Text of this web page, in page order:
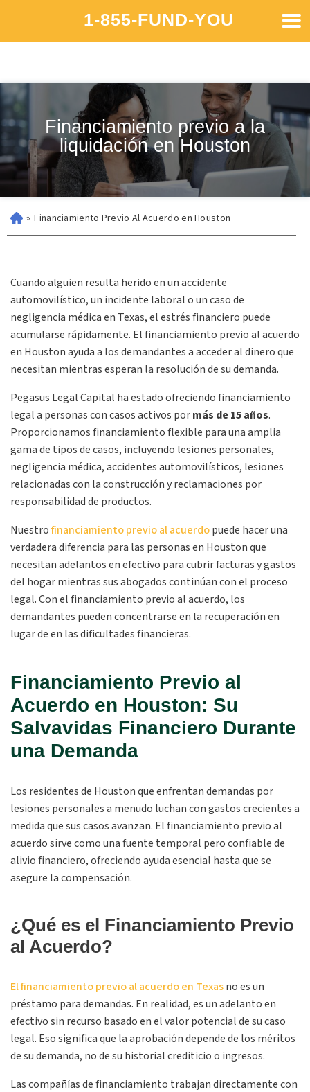
1-855-FUND-YOU
Financiamiento previo a la
liquidación en Houston
» Financiamiento Previo Al Acuerdo en Houston
Cuando alguien resulta herido en un accidente
automovilístico, un incidente laboral o un caso de
negligencia médica en Texas, el estrés financiero puede
acumularse rápidamente. El financiamiento previo al acuerdo
en Houston ayuda a los demandantes a acceder al dinero que
necesitan mientras esperan la resolución de su demanda.
Pegasus Legal Capital ha estado ofreciendo financiamiento
legal a personas con casos activos pormás de 15 años.
Proporcionamos financiamiento flexible para una amplia
gama de tipos de casos, incluyendo lesiones personales,
negligencia médica, accidentes automovilísticos, lesiones
relacionadas con la construcción y reclamaciones por
responsabilidad de productos.
Nuestrofinanciamiento previo al acuerdopuede hacer una
verdadera diferencia para las personas en Houston que
necesitan adelantos en efectivo para cubrir facturas y gastos
del hogar mientras sus abogados continúan con el proceso
legal. Con el financiamiento previo al acuerdo, los
demandantes pueden concentrarse en la recuperación en
lugar de en las dificultades financieras.
Financiamiento Previo al
Acuerdo en Houston: Su
Salvavidas Financiero Durante
una Demanda
Los residentes de Houston que enfrentan demandas por
lesiones personales a menudo luchan con gastos crecientes a
medida que sus casos avanzan. El financiamiento previo al
acuerdo sirve como una fuente temporal pero confiable de
alivio financiero, ofreciendo ayuda esencial hasta que se
asegure la compensación.
¿Qué es el Financiamiento Previo
al Acuerdo?
El financiamiento previo al acuerdo en Texasno es un
préstamo para demandas. En realidad, es un adelanto en
efectivo sin recurso basado en el valor potencial de su caso
legal. Eso significa que la aprobación depende de los méritos
de su demanda, no de su historial crediticio o ingresos.
Las compañías de financiamiento trabajan directamente con